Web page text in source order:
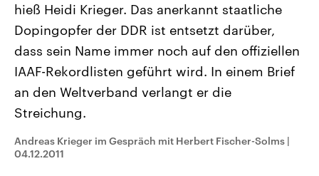
Landtagswahl Sachsen-Anhalt
Alle Informationen
Sachsen-Anhalt wählt am 6.
September 2026 einen neuen
Landtag. Seit 2021 wird das
Bundesland von einer Koalition aus
CDU, SPD und FDP regiert.-
Umfragen, Prognosen,
Wahlprogramme, aktuelle Berichte
und Hintergründe zu den Parteien
und Kandidaten der anstehenden
Wahl.
USA
Hintergründe
Wirtschaftlich und
gehören die Vereinigten
den mächtigsten Ländern
mit großem Einfluss auf
aktuelle Weltgeschehen.
Sendungen
Audio-Archiv
hieß Heidi Krieger. Das anerkannt staatliche
Dopingopfer der DDR ist entsetzt darüber,
dass sein Name immer noch auf den offiziellen
IAAF-Rekordlisten geführt wird. In einem Brief
an den Weltverband verlangt er die
Streichung.
Andreas Krieger im Gespräch mit Herbert Fischer-Solms |
04.12.2011